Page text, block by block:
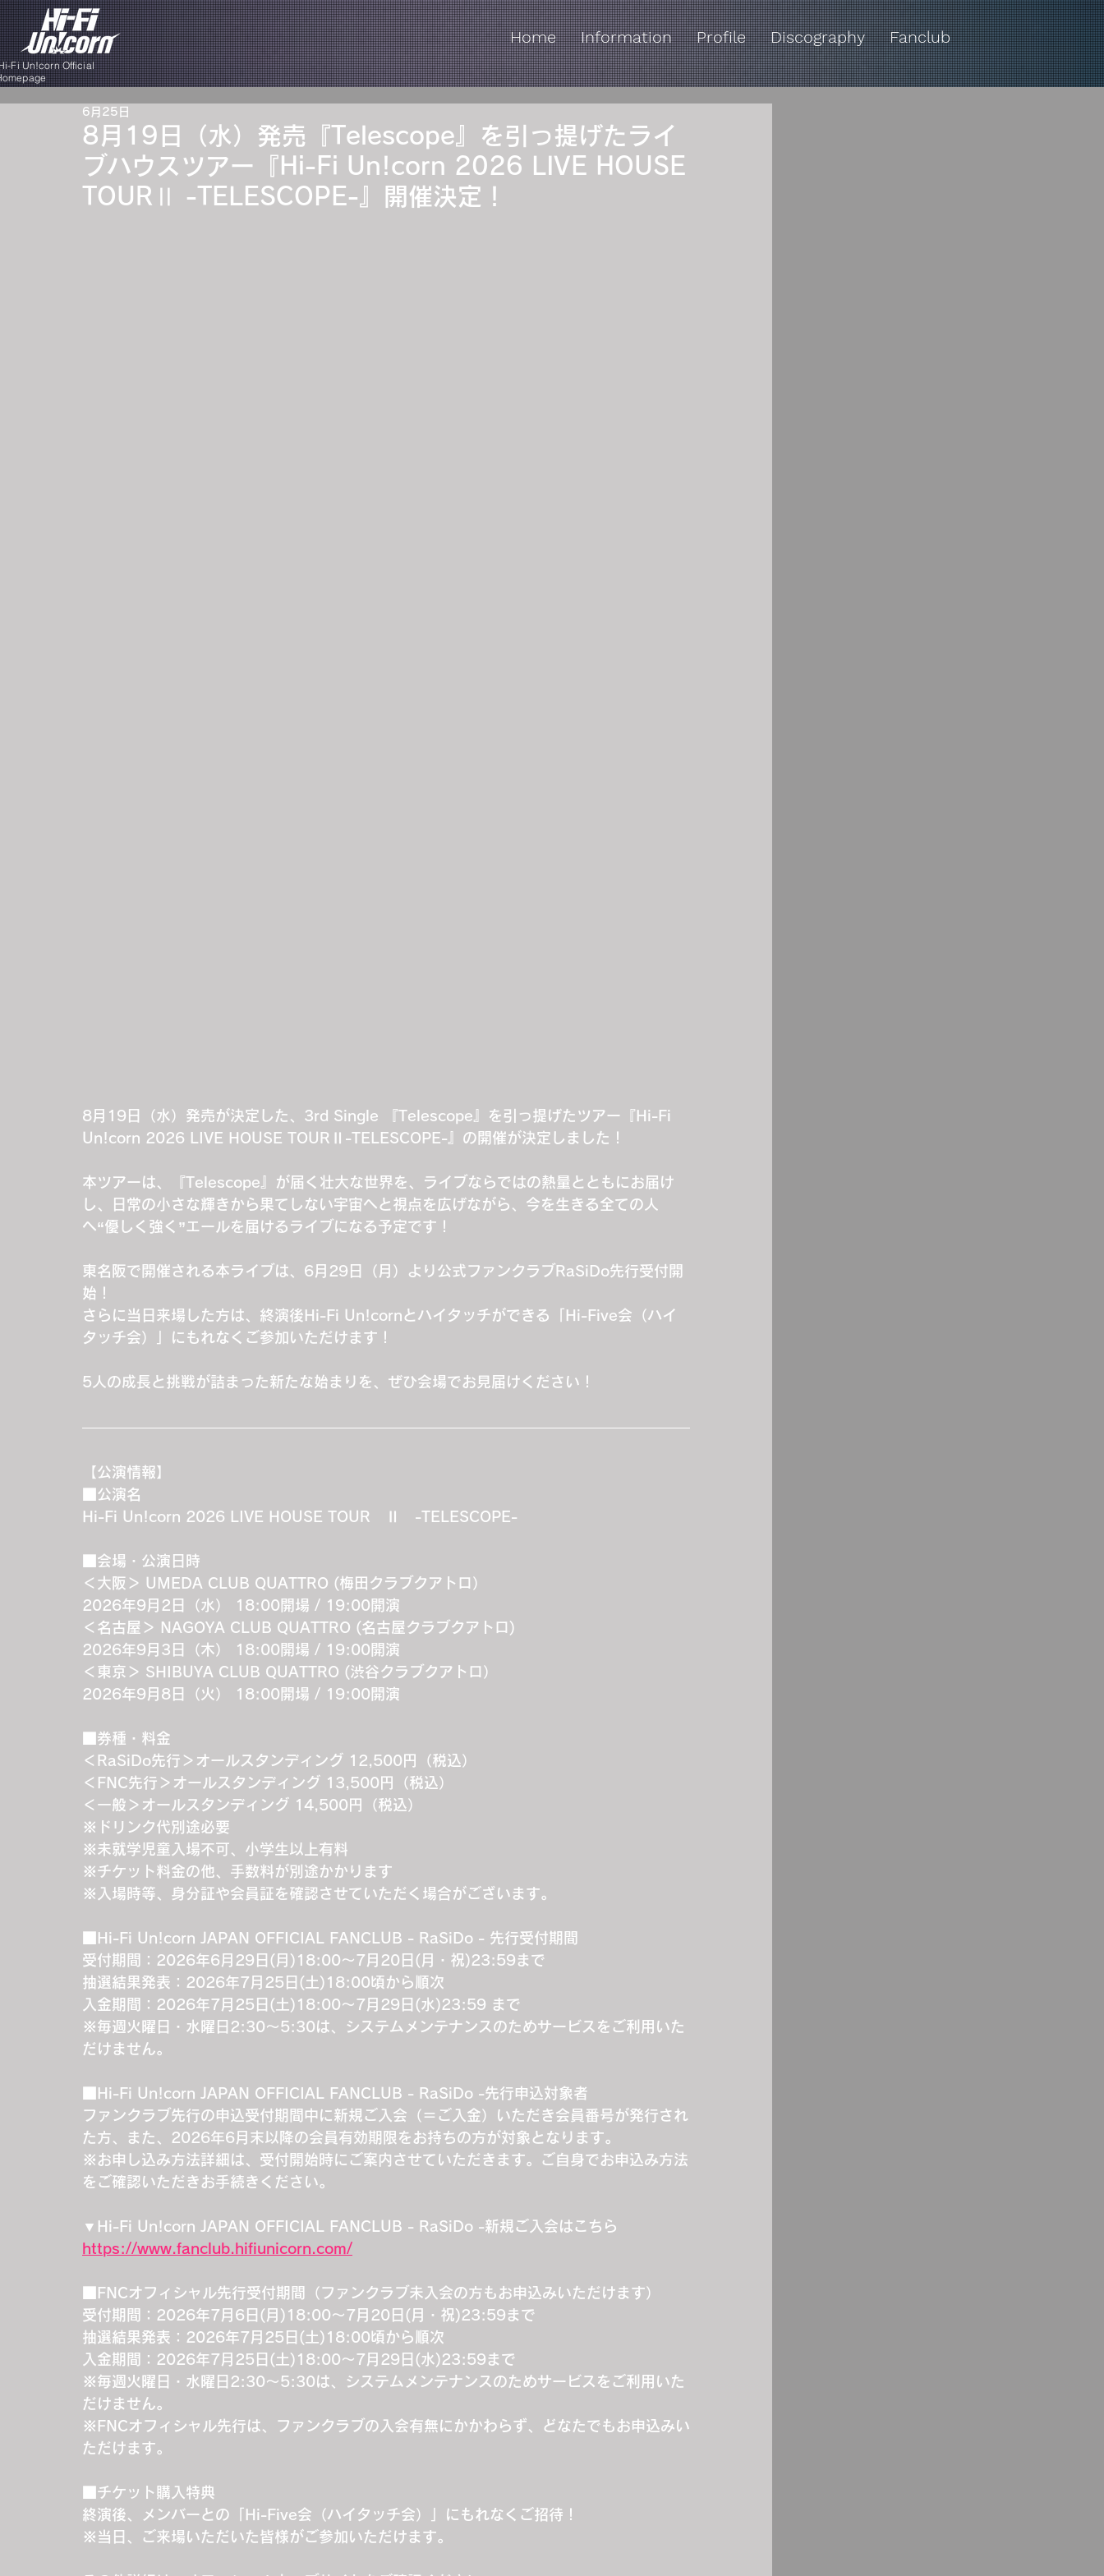
Home Information Profile Discography Fanclub
Fi Un!corn Official
8月19日（水）発売『Telescope』を引っ提げたライ
ブハウスツアー『Hi-Fi Un!corn 2026 LIVE HOUSE
TOURⅡ -TELESCOPE-』開催決定！
6月25日
8月19日（水）発売が決定した、3rd Single 『Telescope』を引っ提げたツアー『Hi-Fi
Un!corn 2026 LIVE HOUSE TOURⅡ-TELESCOPE-』の開催が決定しました！
本ツアーは、『Telescope』が届く壮大な世界を、ライブならではの熱量とともにお届け
し、日常の小さな輝きから果てしない宇宙へと視点を広げながら、今を生きる全ての人
へ“優しく強く”エールを届けるライブになる予定です！
東名阪で開催される本ライブは、6月29日（月）より公式ファンクラブRaSiDo先行受付開
始！
さらに当日来場した方は、終演後Hi-Fi Un!cornとハイタッチができる「Hi-Five会（ハイ
タッチ会）」にもれなくご参加いただけます！
5人の成長と挑戦が詰まった新たな始まりを、ぜひ会場でお見届けください！
【公演情報】
■公演名
Hi-Fi Un!corn 2026 LIVE HOUSE TOUR　Ⅱ　-TELESCOPE-
■会場・公演日時
＜大阪＞ UMEDA CLUB QUATTRO (梅田クラブクアトロ）
2026年9月2日（水） 18:00開場 / 19:00開演
＜名古屋＞ NAGOYA CLUB QUATTRO (名古屋クラブクアトロ)
2026年9月3日（木） 18:00開場 / 19:00開演
＜東京＞ SHIBUYA CLUB QUATTRO (渋谷クラブクアトロ）
2026年9月8日（火） 18:00開場 / 19:00開演
■券種・料金
＜RaSiDo先行＞オールスタンディング 12,500円（税込）
＜FNC先行＞オールスタンディング 13,500円（税込）
＜一般＞オールスタンディング 14,500円（税込）
※ドリンク代別途必要
※未就学児童入場不可、小学生以上有料
※チケット料金の他、手数料が別途かかります
※入場時等、身分証や会員証を確認させていただく場合がございます。
■Hi-Fi Un!corn JAPAN OFFICIAL FANCLUB - RaSiDo - 先行受付期間
受付期間：2026年6月29日(月)18:00～7月20日(月・祝)23:59まで
抽選結果発表：2026年7月25日(土)18:00頃から順次
入金期間：2026年7月25日(土)18:00～7月29日(水)23:59 まで
※毎週火曜日・水曜日2:30～5:30は、システムメンテナンスのためサービスをご利用いた
だけません。
■Hi-Fi Un!corn JAPAN OFFICIAL FANCLUB - RaSiDo -先行申込対象者
ファンクラブ先行の申込受付期間中に新規ご入会（＝ご入金）いただき会員番号が発行され
た方、また、2026年6月末以降の会員有効期限をお持ちの方が対象となります。
※お申し込み方法詳細は、受付開始時にご案内させていただきます。ご自身でお申込み方法
をご確認いただきお手続きください。
▼Hi-Fi Un!corn JAPAN OFFICIAL FANCLUB - RaSiDo -新規ご入会はこちら
https://www.fanclub.hifiunicorn.com/
■FNCオフィシャル先行受付期間（ファンクラブ未入会の方もお申込みいただけます）
受付期間：2026年7月6日(月)18:00～7月20日(月・祝)23:59まで
抽選結果発表：2026年7月25日(土)18:00頃から順次
入金期間：2026年7月25日(土)18:00～7月29日(水)23:59まで
※毎週火曜日・水曜日2:30～5:30は、システムメンテナンスのためサービスをご利用いた
だけません。
※FNCオフィシャル先行は、ファンクラブの入会有無にかかわらず、どなたでもお申込みい
ただけます。
■チケット購入特典
終演後、メンバーとの「Hi-Five会（ハイタッチ会）」にもれなくご招待！
※当日、ご来場いただいた皆様がご参加いただけます。